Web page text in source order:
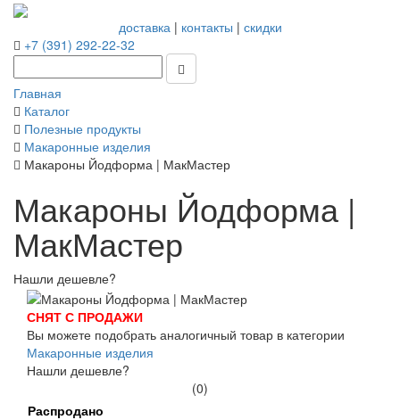
доставка| контакты | скидки
+7 (391) 292-22-32
Главная
Каталог
Полезные продукты
Макаронные изделия
Макароны Йодформа | МакМастер
Макароны Йодформа |
МакМастер
Нашли дешевле?
СНЯТ С ПРОДАЖИ
Вы можете подобрать аналогичный товар в категории
Макаронные изделия
Нашли дешевле?
(0)
Распродано